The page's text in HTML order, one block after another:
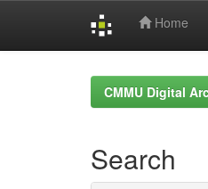
Home
CMMU Digital
Search